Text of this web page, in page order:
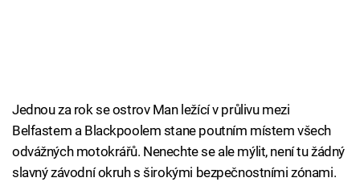
Jednou za rok se ostrov Man ležící v průlivu mezi
Belfastem a Blackpoolem stane poutním místem všech
odvážných motokrářů. Nenechte se ale mýlit, není tu žádný
slavný závodní okruh s širokými bezpečnostními zónami.